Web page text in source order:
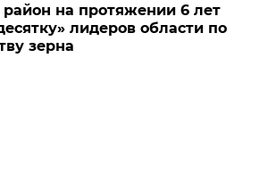
район на протяжении 6 лет
лидеров области по
зерна